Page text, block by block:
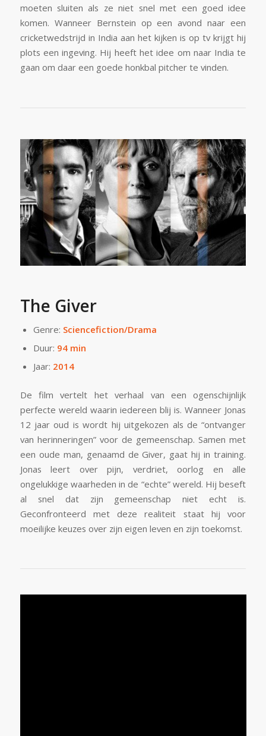
moeten sluiten als ze niet snel met een goed idee
komen. Wanneer Bernstein op een avond naar een
cricketwedstrijd in India aan het kijken is op tv krijgt hij
plots een ingeving. Hij heeft het idee om naar India te
gaan om daar een goede honkbal pitcher te vinden.
The Giver
Genre: Sciencefiction/Drama
Duur: 94 min
Jaar: 2014
De film vertelt het verhaal van een ogenschijnlijk
perfecte wereld waarin iedereen blij is. Wanneer Jonas
12 jaar oud is wordt hij uitgekozen als de “ontvanger
van herinneringen” voor de gemeenschap. Samen met
een oude man, genaamd de Giver, gaat hij in training.
Jonas leert over pijn, verdriet, oorlog en alle
ongelukkige waarheden in de “echte” wereld. Hij beseft
al snel dat zijn gemeenschap niet echt is.
Geconfronteerd met deze realiteit staat hij voor
moeilijke keuzes over zijn eigen leven en zijn toekomst.